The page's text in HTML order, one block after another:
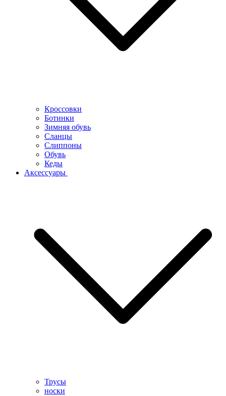
Кроссовки
Ботинки
Зимняя обувь
Сланцы
Слиппоны
Обувь
Кеды
Аксессуары
Трусы
носки